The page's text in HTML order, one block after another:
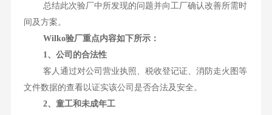
总结此次验厂中所发现的问题并向工厂确认改善所需时
间及方案。
Wilko验厂重点内容如下所示：
1、公司的合法性
客人通过对公司营业执照、税收登记证、消防走火图等
文件数据的查看以证实该公司是否合法及安全。
2、童工和未成年工